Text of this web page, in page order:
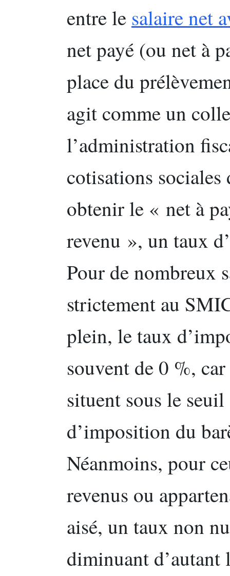
entre le salaire net
net payé (ou net à
place du
agit comme un
l’administration
cotisations
obtenir le « net à
revenu », un taux
Pour de nombreux
strictement au
plein, le taux
souvent de 0 %,
situent sous le
d’imposition du
Néanmoins, pour
revenus ou
aisé, un taux non
diminuant